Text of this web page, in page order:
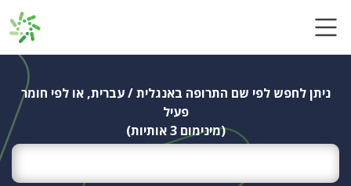
ניתן לחפש לפי שם התרופה באנגלית / עברית, או לפי חומר
פעיל
(מינימום 3 אותיות)